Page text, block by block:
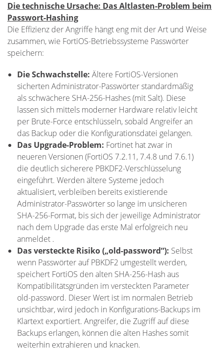
Die technische Ursache: Das Altlasten-Problem beim
Passwort-Hashing
Die Effizienz der Angriffe hängt eng mit der Art und Weise
zusammen, wie FortiOS-Betriebssysteme Passwörter
speichern:
Die Schwachstelle: Ältere FortiOS-Versionen
sicherten Administrator-Passwörter standardmäßig
als schwächere SHA-256-Hashes (mit Salt). Diese
lassen sich mittels moderner Hardware relativ leicht
per Brute-Force entschlüsseln, sobald Angreifer an
das Backup oder die Konfigurationsdatei gelangen.
Das Upgrade-Problem: Fortinet hat zwar in
neueren Versionen (FortiOS 7.2.11, 7.4.8 und 7.6.1)
die deutlich sicherere PBKDF2-Verschlüsselung
eingeführt. Werden ältere Systeme jedoch
aktualisiert, verbleiben bereits existierende
Administrator-Passwörter so lange im unsicheren
SHA-256-Format, bis sich der jeweilige Administrator
nach dem Upgrade das erste Mal erfolgreich neu
anmeldet .
Das versteckte Risiko („old-password“): Selbst
wenn Passwörter auf PBKDF2 umgestellt werden,
speichert FortiOS den alten SHA-256-Hash aus
Kompatibilitätsgründen im versteckten Parameter
old-password. Dieser Wert ist im normalen Betrieb
unsichtbar, wird jedoch in Konfigurations-Backups im
Klartext exportiert. Angreifer, die Zugriff auf diese
Backups erlangen, können die alten Hashes somit
weiterhin extrahieren und knacken.